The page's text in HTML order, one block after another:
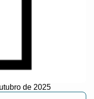
de 2025